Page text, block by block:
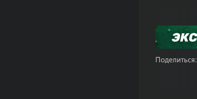
Поделиться: